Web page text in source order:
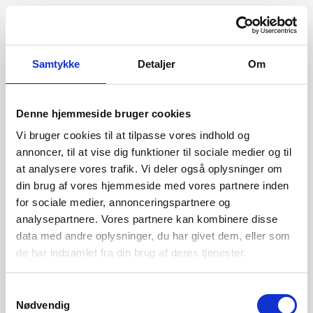
Samtykke Detaljer Om
Denne hjemmeside bruger cookies
Vi bruger cookies til at tilpasse vores indhold og
annoncer, til at vise dig funktioner til sociale medier og til
at analysere vores trafik. Vi deler også oplysninger om
din brug af vores hjemmeside med vores partnere inden
for sociale medier, annonceringspartnere og
analysepartnere. Vores partnere kan kombinere disse
data med andre oplysninger, du har givet dem, eller som
de har indsamlet fra din brug af deres tjenester.
Nødvendig
404